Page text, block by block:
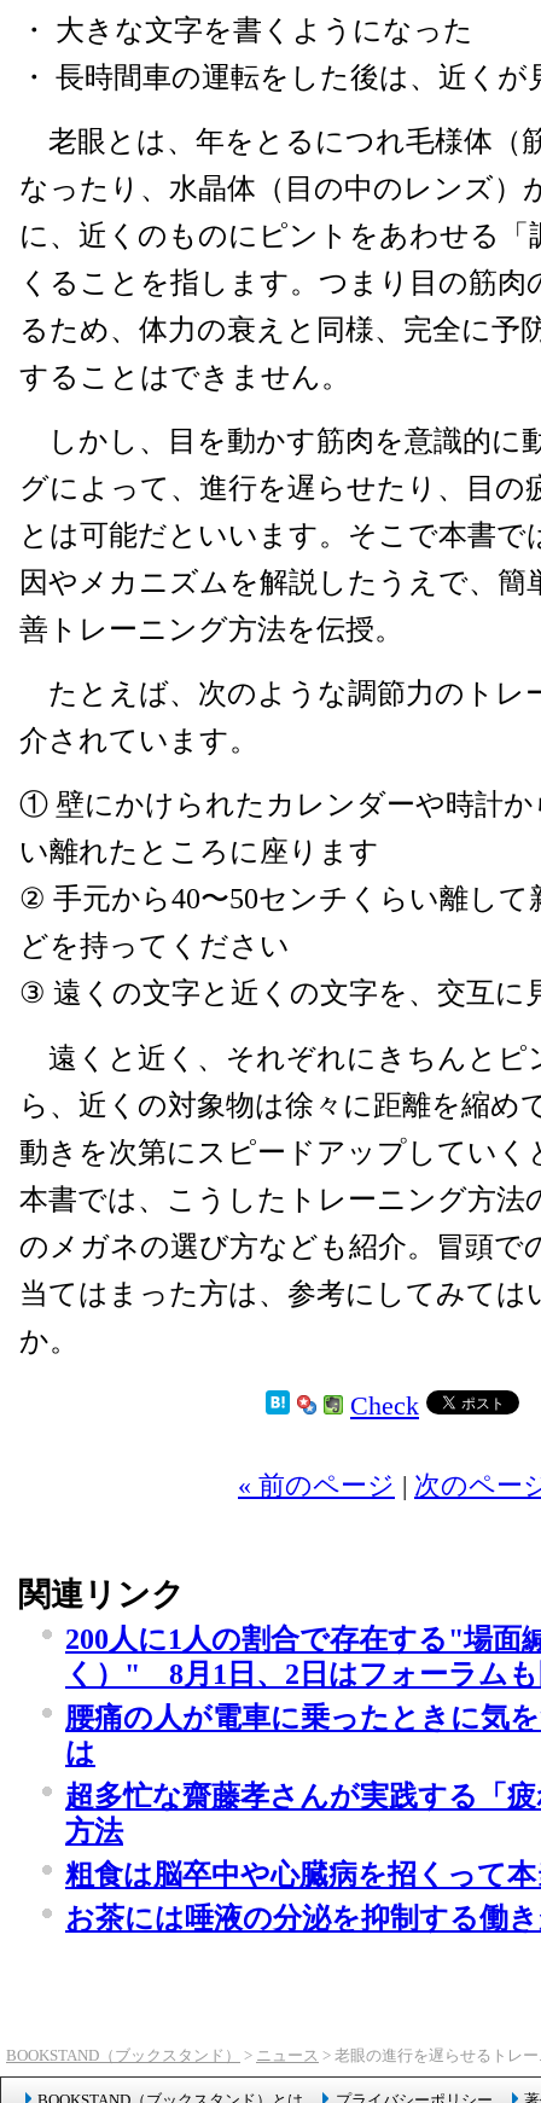
・ 大きな文字を書くようになった
・ 長時間車の運転をした後は、近く
老眼とは、年をとるにつれ毛様体（
なったり、水晶体（目の中のレンズ）
に、近くのものにピントをあわせる「
くることを指します。つまり目の筋肉
るため、体力の衰えと同様、完全に予
することはできません。
しかし、目を動かす筋肉を意識的に
グによって、進行を遅らせたり、目の
とは可能だといいます。そこで本書で
因やメカニズムを解説したうえで、簡
善トレーニング方法を伝授。
たとえば、次のような調節力のトレ
介されています。
① 壁にかけられたカレンダーや時計か
い離れたところに座ります
② 手元から40〜50センチくらい離して
どを持ってください
③ 遠くの文字と近くの文字を、交互に
遠くと近く、それぞれにきちんとピ
ら、近くの対象物は徐々に距離を縮
動きを次第にスピードアップしていく
本書では、こうしたトレーニング方法
のメガネの選び方なども紹介。冒頭で
当てはまった方は、参考にしてみては
か。
Check
« 前のページ | 次のペー
関連リンク
200人に1人の割合で存在する"場面
く）" 8月1日、2日はフォーラム
腰痛の人が電車に乗ったときに気
は
超多忙な齋藤孝さんが実践する「
方法
粗食は脳卒中や心臓病を招くって
お茶には唾液の分泌を抑制する働
BOOKSTAND（ブックスタンド） > ニュース > 老眼の進行を遅らせるトレ